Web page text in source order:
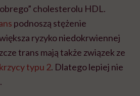
cholesterolu HDL.
podnoszą stężenie
ryzyko niedokrwiennej
trans mają także związek ze
typu 2. Dlatego lepiej nie